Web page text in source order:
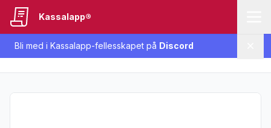
Bli med i Kassalapp-fellesskapet på Discord
Kassalapp®